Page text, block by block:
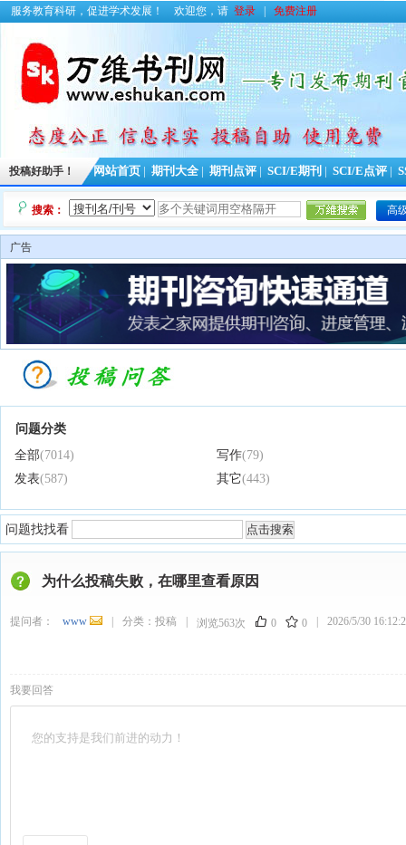
服务教育科研，促进学术发展！ 欢迎您，请 登录 免费注册
投稿好助手！ 网站首页 期刊大全 期刊点评 SCI/E期刊 SCI/E点评
搜索： 高
广告
问题分类
全部(7014) 写作(79)
发表(587) 其它(443)
问题找找看
为什么投稿失败，在哪里查看原因
提问者： www 分类： 投稿 浏览563次 0 0 2026/5/30
我要回答